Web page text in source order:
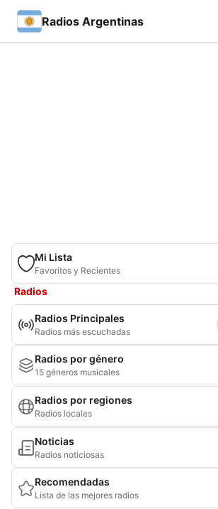
Radios Argentinas
Mi Lista
Favoritos y Recientes
Radios
Radios Principales
Radios más escuchadas
Radios por género
15 géneros musicales
Radios por regiones
Radios locales
Noticias
Radios noticiosas
Recomendadas
Lista de las mejores radios